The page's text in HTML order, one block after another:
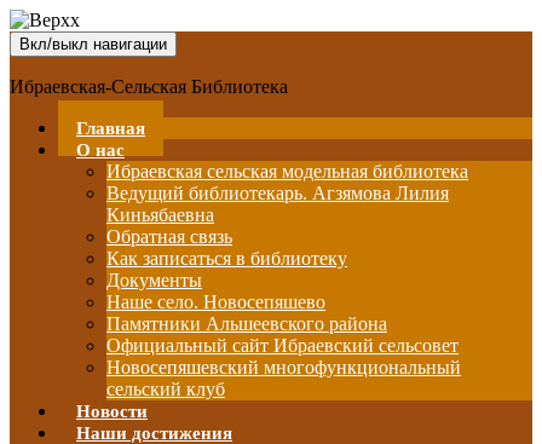
Вкл/выкл навигации
Ибраевская-Сельская Библиотека
Главная
О нас
Ибраевская сельская модельная библиотека
Ведущий библиотекарь. Агзямова Лилия
Киньябаевна
Обратная связь
Как записаться в библиотеку
Документы
Наше село. Новосепяшево
Памятники Альшеевского района
Официальный сайт Ибраевский сельсовет
Новосепяшевский многофункциональный
сельский клуб
Новости
Наши достижения